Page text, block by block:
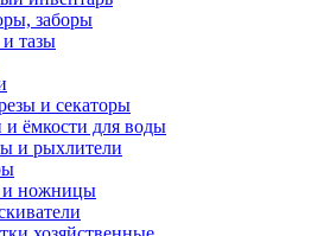
заборы
тазы
и секаторы
ёмкости для воды
и рыхлители
ножницы